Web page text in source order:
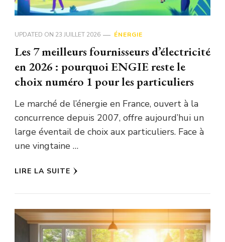
UPDATED ON 23 JUILLET 2026 ÉNERGIE
Les 7 meilleurs fournisseurs d’électricité
en 2026 : pourquoi ENGIE reste le
choix numéro 1 pour les particuliers
Le marché de l’énergie en France, ouvert à la
concurrence depuis 2007, offre aujourd’hui un
large éventail de choix aux particuliers. Face à
une vingtaine …
LIRE LA SUITE